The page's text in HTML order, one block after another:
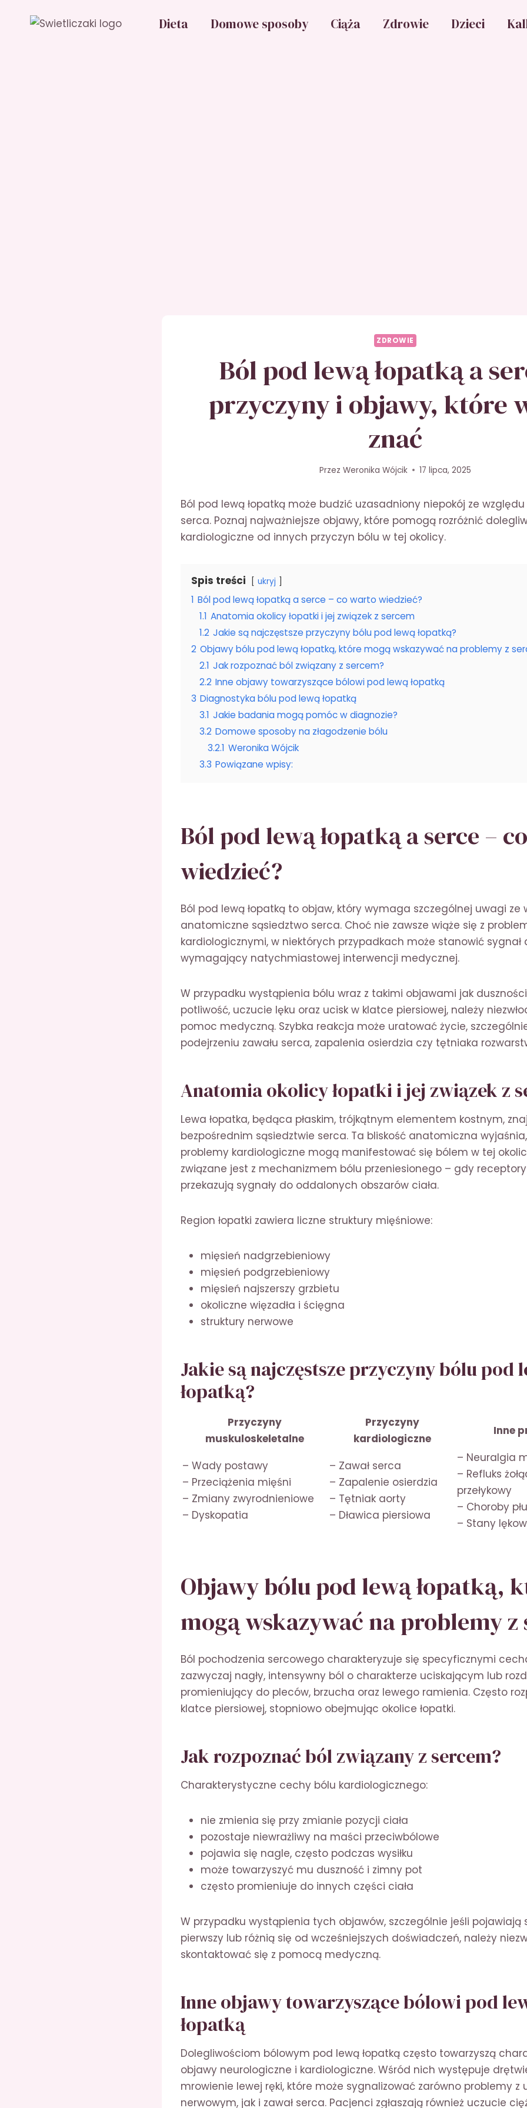
Dieta Domowe sposoby Ciąża Zdrowie Dzieci
ZDROWIE
Ból pod lewą łopatką a
przyczyny i objawy, które
znać
Przez Weronika Wójcik 17 lipca, 2025
Ból pod lewą łopatką może budzić uzasadniony niepokój ze
serca. Poznaj najważniejsze objawy, które pomogą rozróżnić
kardiologiczne od innych przyczyn bólu w tej okolicy.
Spis treści ukryj
1 Ból pod lewą łopatką a serce – co warto wiedzieć?
1.1 Anatomia okolicy łopatki i jej związek z sercem
1.2 Jakie są najczęstsze przyczyny bólu pod lewą łopatką?
2 Objawy bólu pod lewą łopatką, które mogą wskazywać na problemy z
2.1 Jak rozpoznać ból związany z sercem?
2.2 Inne objawy towarzyszące bólowi pod lewą łopatką
3 Diagnostyka bólu pod lewą łopatką
3.1 Jakie badania mogą pomóc w diagnozie?
3.2 Domowe sposoby na złagodzenie bólu
3.2.1 Weronika Wójcik
3.3 Powiązane wpisy:
Ból pod lewą łopatką a serce –
wiedzieć?
Ból pod lewą łopatką to objaw, który wymaga szczególnej uwagi ze
anatomiczne sąsiedztwo serca. Choć nie zawsze wiąże się z
kardiologicznymi, w niektórych przypadkach może stanowić sygnał
wymagający natychmiastowej interwencji medycznej.
W przypadku wystąpienia bólu wraz z takimi objawami jak
potliwość, uczucie lęku oraz ucisk w klatce piersiowej, należy
pomoc medyczną. Szybka reakcja może uratować życie,
podejrzeniu zawału serca, zapalenia osierdzia czy tętniaka
Anatomia okolicy łopatki i jej związek z
Lewa łopatka, będąca płaskim, trójkątnym elementem kostnym,
bezpośrednim sąsiedztwie serca. Ta bliskość anatomiczna
problemy kardiologiczne mogą manifestować się bólem w tej
związane jest z mechanizmem bólu przeniesionego – gdy
przekazują sygnały do oddalonych obszarów ciała.
Region łopatki zawiera liczne struktury mięśniowe:
mięsień nadgrzebieniowy
mięsień podgrzebieniowy
mięsień najszerszy grzbietu
okoliczne więzadła i ścięgna
struktury nerwowe
Jakie są najczęstsze przyczyny bólu pod
łopatką?
Przyczyny
muskuloskeletalne
Przyczyny
kardiologiczne
Inne
– Wady postawy
– Przeciążenia mięśni
– Zmiany zwyrodnieniowe
– Dyskopatia
– Zawał serca
– Zapalenie osierdzia
– Tętniak aorty
– Dławica piersiowa
– Neuralgia
– Refluks
przełykowy
– Choroby
– Stany
Objawy bólu pod lewą łopatką,
mogą wskazywać na problemy z
Ból pochodzenia sercowego charakteryzuje się specyficznymi
zazwyczaj nagły, intensywny ból o charakterze uciskającym lub
promieniujący do pleców, brzucha oraz lewego ramienia. Często
klatce piersiowej, stopniowo obejmując okolice łopatki.
Jak rozpoznać ból związany z sercem?
Charakterystyczne cechy bólu kardiologicznego:
nie zmienia się przy zmianie pozycji ciała
pozostaje niewrażliwy na maści przeciwbólowe
pojawia się nagle, często podczas wysiłku
może towarzyszyć mu duszność i zimny pot
często promieniuje do innych części ciała
W przypadku wystąpienia tych objawów, szczególnie jeśli pojawiają
pierwszy lub różnią się od wcześniejszych doświadczeń, należy
skontaktować się z pomocą medyczną.
Inne objawy towarzyszące bólowi pod
łopatką
Dolegliwościom bólowym pod lewą łopatką często towarzyszą
objawy neurologiczne i kardiologiczne. Wśród nich występuje
mrowienie lewej ręki, które może sygnalizować zarówno problemy z
nerwowym, jak i zawał serca. Pacjenci zgłaszają również uczucie